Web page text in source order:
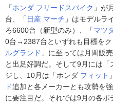
「ホンダ フリードスパイク 」が
台、「 日産 マーチ 」はモデルラ
ろ6600台（新型のみ）、「マツ
0台→2387台といずれも目標を
ルグランド 」に至っては月間販
と出足好調だ。そして9月には「
ジし、10月は「ホンダ フィット
ド追加と各メーカーとも攻勢を
に要注目だ。それでは9月の各